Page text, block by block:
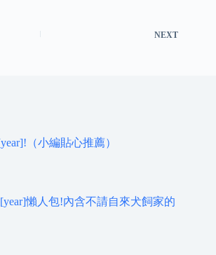
NEXT
（小編貼心推薦）
懶人包!內含不請自來犬飼家的